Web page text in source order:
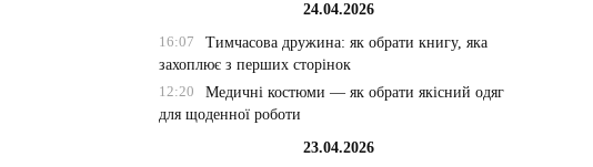
24.04.2026
16:07
Тимчасова дружина: як обрати книгу, яка
захоплює з перших сторінок
12:20
Медичні костюми — як обрати якісний одяг
для щоденної роботи
23.04.2026